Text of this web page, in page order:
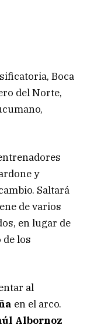
Boca
del Norte,
y
Saltará
de varios
en lugar de
de los
al
en el arco.
Albornoz